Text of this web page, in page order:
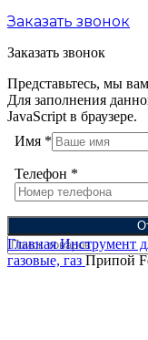
Заказать звонок
Заказать звонок
Представьтесь, мы
Для заполнения
JavaScript в браузере.
Имя *
Телефон *
ГлавнаяИнструмент
газовые, газ Припой